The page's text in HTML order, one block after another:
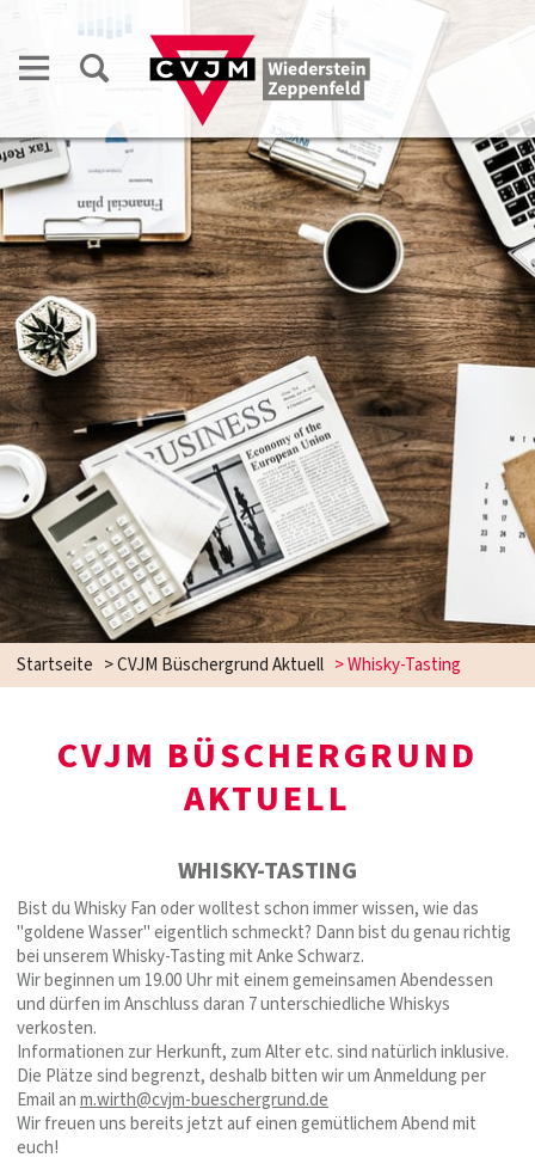
Startseite >CVJM Büschergrund Aktuell >Whisky-Tasting
CVJM BÜSCHERGRUND
AKTUELL
WHISKY-TASTING
Bist du Whisky Fan oder wolltest schon immer wissen, wie das
"goldene Wasser" eigentlich schmeckt? Dann bist du genau richtig
bei unserem Whisky-Tasting mit Anke Schwarz.
Wir beginnen um 19.00 Uhr mit einem gemeinsamen Abendessen
und dürfen im Anschluss daran 7 unterschiedliche Whiskys
verkosten.
Informationen zur Herkunft, zum Alter etc. sind natürlich inklusive.
Die Plätze sind begrenzt, deshalb bitten wir um Anmeldung per
Email anm.wirth@cvjm-bueschergrund.de
Wir freuen uns bereits jetzt auf einen gemütlichem Abend mit
euch!